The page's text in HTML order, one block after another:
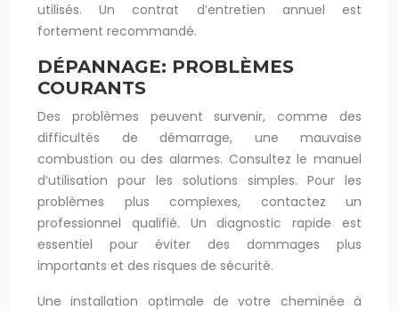
utilisés. Un contrat d’entretien annuel est
fortement recommandé.
DÉPANNAGE: PROBLÈMES
COURANTS
Des problèmes peuvent survenir, comme des
difficultés de démarrage, une mauvaise
combustion ou des alarmes. Consultez le manuel
d’utilisation pour les solutions simples. Pour les
problèmes plus complexes, contactez un
professionnel qualifié. Un diagnostic rapide est
essentiel pour éviter des dommages plus
importants et des risques de sécurité.
Une installation optimale de votre cheminée à